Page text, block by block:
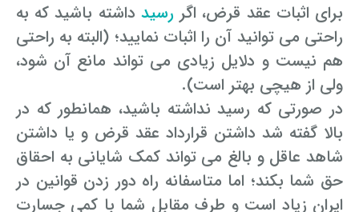
برای اثبات عقد قرض، اگر رسید داشته باشید که به
راحتی می توانید آن را اثبات نمایید؛ (البته به راحتی
هم نیست و دلایل زیادی می تواند مانع آن شود،
ولی از هیچی بهتر است).
در صورتی که رسید نداشته باشید، همانطور که در
بالا گفته شد داشتن قرارداد عقد قرض و یا داشتن
شاهد عاقل و بالغ می تواند کمک شایانی به احقاق
حق شما بکند؛ اما متاسفانه راه دور زدن قوانین در
ایران زیاد است و طرف مقابل شما با کمی جسارت